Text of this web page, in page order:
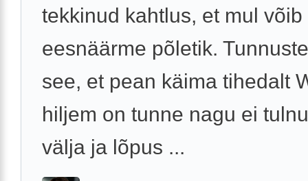
tekkinud kahtlus, et mul võib
eesnäärme põletik.
see, et pean käima tihedalt
hiljem on tunne nagu ei
välja ja lõpus ...